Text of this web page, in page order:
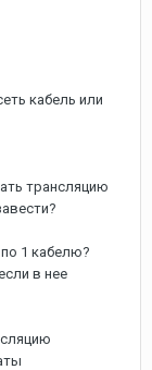
кабель или
трансляцию
1 кабелю?
в нее